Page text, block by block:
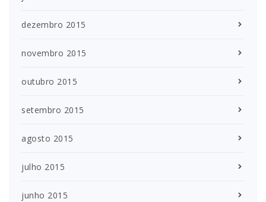
dezembro 2015
novembro 2015
outubro 2015
setembro 2015
agosto 2015
julho 2015
junho 2015